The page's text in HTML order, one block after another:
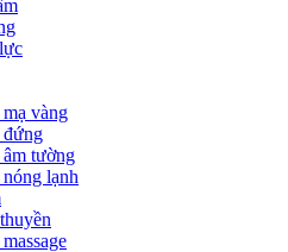
mạ vàng
đứng
âm tường
nóng lạnh